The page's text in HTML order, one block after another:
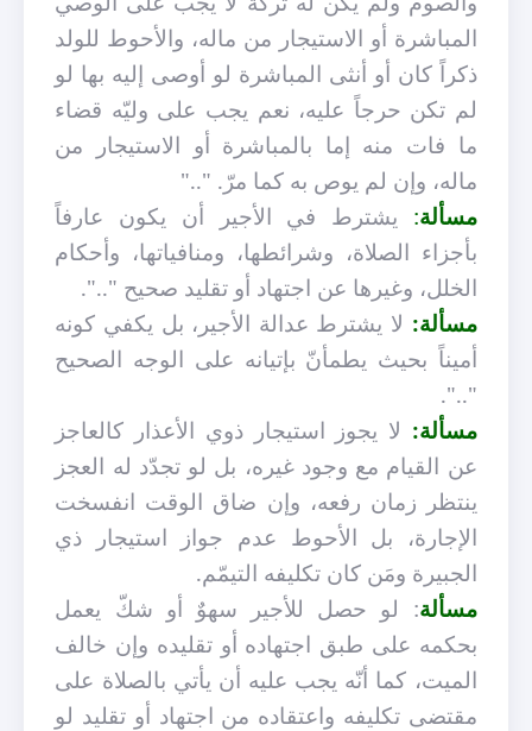
المباشرة أو الاستيجار من ماله، والأحوط للولد
ذكراً كان أو أنثى المباشرة لو أوصى إليه بها لو
لم تكن حرجاً عليه، نعم يجب على وليّه قضاء
ما فات منه إما بالمباشرة أو الاستيجار من
ماله، وإن لم يوص به كما مرّ. ".."
مسألة: يشترط في الأجير أن يكون عارفاً
بأجزاء الصلاة، وشرائطها، ومنافياتها، وأحكام
الخلل، وغيرها عن اجتهاد أو تقليد صحيح "..".
مسألة: لا يشترط عدالة الأجير، بل يكفي كونه
أميناً بحيث يطمأنّ بإتيانه على الوجه الصحيح
"..".
مسألة: لا يجوز استيجار ذوي الأعذار كالعاجز
عن القيام مع وجود غيره، بل لو تجدّد له العجز
ينتظر زمان رفعه، وإن ضاق الوقت انفسخت
الإجارة، بل الأحوط عدم جواز استيجار ذي
الجبيرة ومَن كان تكليفه التيمّم.
مسألة: لو حصل للأجير سهوٌ أو شكّ يعمل
بحكمه على طبق اجتهاده أو تقليده وإن خالف
الميت، كما أنّه يجب عليه أن يأتي بالصلاة على
مقتضى تكليفه واعتقاده من اجتهاد أو تقليد لو